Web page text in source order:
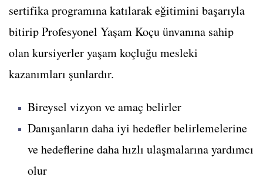
sertifika programına katılarak eğitimini başarıyla
bitirip Profesyonel Yaşam Koçu ünvanına sahip
olan kursiyerler yaşam koçluğu mesleki
kazanımları şunlardır.
Bireysel vizyon ve amaç belirler
Danışanların daha iyi hedefler belirlemelerine
ve hedeflerine daha hızlı ulaşmalarına yardımcı
olur